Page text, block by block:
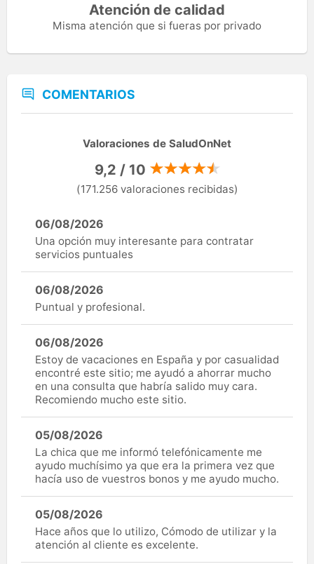
Atención de calidad
Misma atención que si fueras por privado
COMENTARIOS
Valoraciones de SaludOnNet
9,2 / 10
(171.256 valoraciones recibidas)
06/08/2026
Una opción muy interesante para contratar
servicios puntuales
06/08/2026
Puntual y profesional.
06/08/2026
Estoy de vacaciones en España y por casualidad
encontré este sitio; me ayudó a ahorrar mucho
en una consulta que habría salido muy cara.
Recomiendo mucho este sitio.
05/08/2026
La chica que me informó telefónicamente me
ayudo muchísimo ya que era la primera vez que
hacía uso de vuestros bonos y me ayudo mucho.
05/08/2026
Hace años que lo utilizo, Cómodo de utilizar y la
atención al cliente es excelente.